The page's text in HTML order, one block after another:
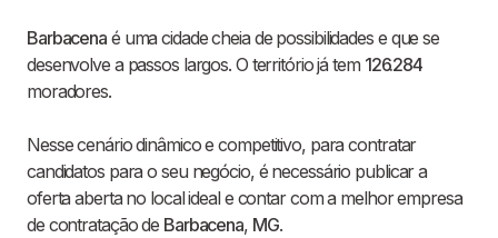
Barbacena é uma cidade cheia de possibilidades e que se
desenvolve a passos largos. O território já tem 126.284
moradores.
Nesse cenário dinâmico e competitivo, para contratar
candidatos para o seu negócio, é necessário publicar a
oferta aberta no local ideal e contar com a melhor empresa
de contratação de Barbacena, MG.